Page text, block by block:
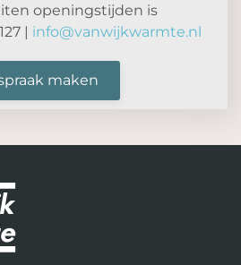
openingstijden is
| info@vanwijkwarmte.nl
maken